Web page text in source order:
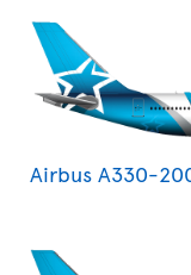
Airbus A330-